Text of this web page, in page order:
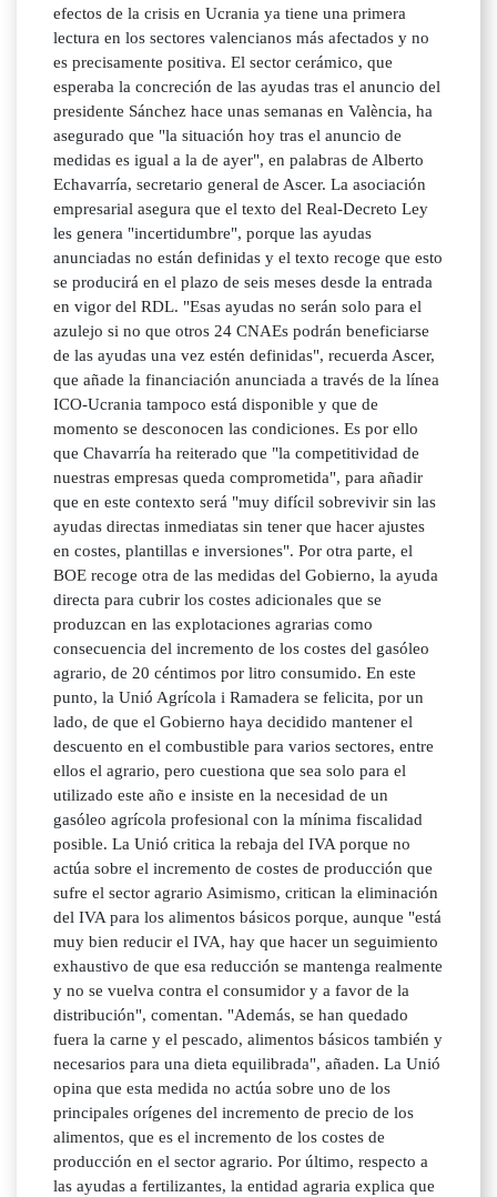
efectos de la crisis en Ucrania ya tiene una primera
lectura en los sectores valencianos más afectados y no
es precisamente positiva. El sector cerámico, que
esperaba la concreción de las ayudas tras el anuncio del
presidente Sánchez hace unas semanas en València, ha
asegurado que "la situación hoy tras el anuncio de
medidas es igual a la de ayer", en palabras de Alberto
Echavarría, secretario general de Ascer. La asociación
empresarial asegura que el texto del Real-Decreto Ley
les genera "incertidumbre", porque las ayudas
anunciadas no están definidas y el texto recoge que esto
se producirá en el plazo de seis meses desde la entrada
en vigor del RDL. "Esas ayudas no serán solo para el
azulejo si no que otros 24 CNAEs podrán beneficiarse
de las ayudas una vez estén definidas", recuerda Ascer,
que añade la financiación anunciada a través de la línea
ICO-Ucrania tampoco está disponible y que de
momento se desconocen las condiciones. Es por ello
que Chavarría ha reiterado que "la competitividad de
nuestras empresas queda comprometida", para añadir
que en este contexto será "muy difícil sobrevivir sin las
ayudas directas inmediatas sin tener que hacer ajustes
en costes, plantillas e inversiones". Por otra parte, el
BOE recoge otra de las medidas del Gobierno, la ayuda
directa para cubrir los costes adicionales que se
produzcan en las explotaciones agrarias como
consecuencia del incremento de los costes del gasóleo
agrario, de 20 céntimos por litro consumido. En este
punto, la Unió Agrícola i Ramadera se felicita, por un
lado, de que el Gobierno haya decidido mantener el
descuento en el combustible para varios sectores, entre
ellos el agrario, pero cuestiona que sea solo para el
utilizado este año e insiste en la necesidad de un
gasóleo agrícola profesional con la mínima fiscalidad
posible. La Unió critica la rebaja del IVA porque no
actúa sobre el incremento de costes de producción que
sufre el sector agrario Asimismo, critican la eliminación
del IVA para los alimentos básicos porque, aunque "está
muy bien reducir el IVA, hay que hacer un seguimiento
exhaustivo de que esa reducción se mantenga realmente
y no se vuelva contra el consumidor y a favor de la
distribución", comentan. "Además, se han quedado
fuera la carne y el pescado, alimentos básicos también y
necesarios para una dieta equilibrada", añaden. La Unió
opina que esta medida no actúa sobre uno de los
principales orígenes del incremento de precio de los
alimentos, que es el incremento de los costes de
producción en el sector agrario. Por último, respecto a
las ayudas a fertilizantes, la entidad agraria explica que